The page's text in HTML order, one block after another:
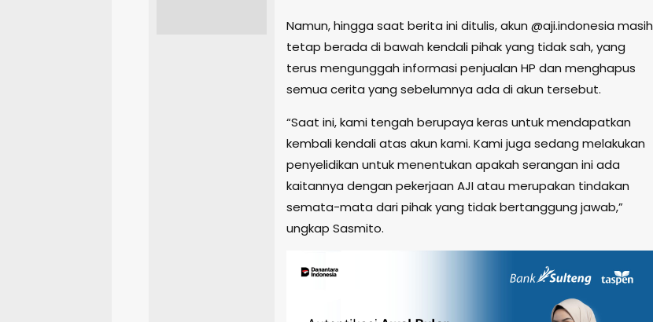
Namun, hingga saat berita ini ditulis, akun @aji.indonesia masih
tetap berada di bawah kendali pihak yang tidak sah, yang
terus mengunggah informasi penjualan HP dan menghapus
semua cerita yang sebelumnya ada di akun tersebut.
“Saat ini, kami tengah berupaya keras untuk mendapatkan
kembali kendali atas akun kami. Kami juga sedang melakukan
penyelidikan untuk menentukan apakah serangan ini ada
kaitannya dengan pekerjaan AJI atau merupakan tindakan
semata-mata dari pihak yang tidak bertanggung jawab,”
ungkap Sasmito.